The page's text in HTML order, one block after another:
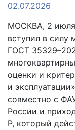
02.07.2026
МОСКВА, 2 июля
вступил в силу
ГОСТ
оценки и
и
совместно с
России и
Р, который